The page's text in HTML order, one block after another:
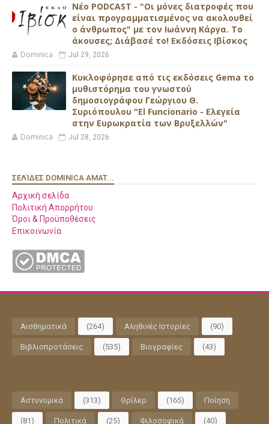
Νέο PODCAST - "Οι μόνες διατροφές που
είναι προγραμματισμένος να ακολουθεί
ο άνθρωπος" με τον Ιωάννη Κάργα. Το
άκουσες; Διάβασέ το! Εκδόσεις Ιβίσκος
Dominica Jul 29, 2026
Κυκλοφόρησε από τις εκδόσεις Gema το
μυθιστόρημα του γνωστού
δημοσιογράφου Γεώργιου Θ.
Συριόπουλου "El Funcionario - Ελεγεία
στην Ευρωκρατία των Βρυξελλών"
Dominica Jul 28, 2026
ΣΕΛΊΔΕΣ DOMINICA AMAT...
Αρχική σελίδα
Πολιτική Απορρήτου
Όροι & Προϋποθέσεις
Επικοινωνία
Αισθηματικά (264) Αληθινές Ιστορίες (90)
Βιβλιοπροτάσεις (535) Βιογραφίες (43)
Αστυνομικά (313) Θρίλερ (165) Ποίηση
(81) Πολιτικά (25) Φιλοσοφικά (40)